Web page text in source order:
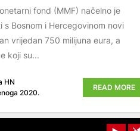
fond (MMF) načelno je
s Bosnom i Hercegovinom novi
vrijedan 750 milijuna eura, a
koji su...
HN
2020.
READ MORE